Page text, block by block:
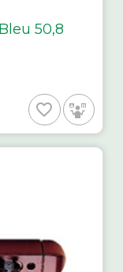
50,8
favorite_border